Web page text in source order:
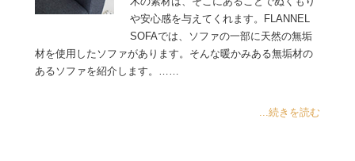
や安心感を与えてくれます。FLANNEL
SOFAでは、ソファの一部に天然の無垢
材を使用したソファがあります。そんな暖かみある無垢材の
あるソファを紹介します。……
...続きを読む